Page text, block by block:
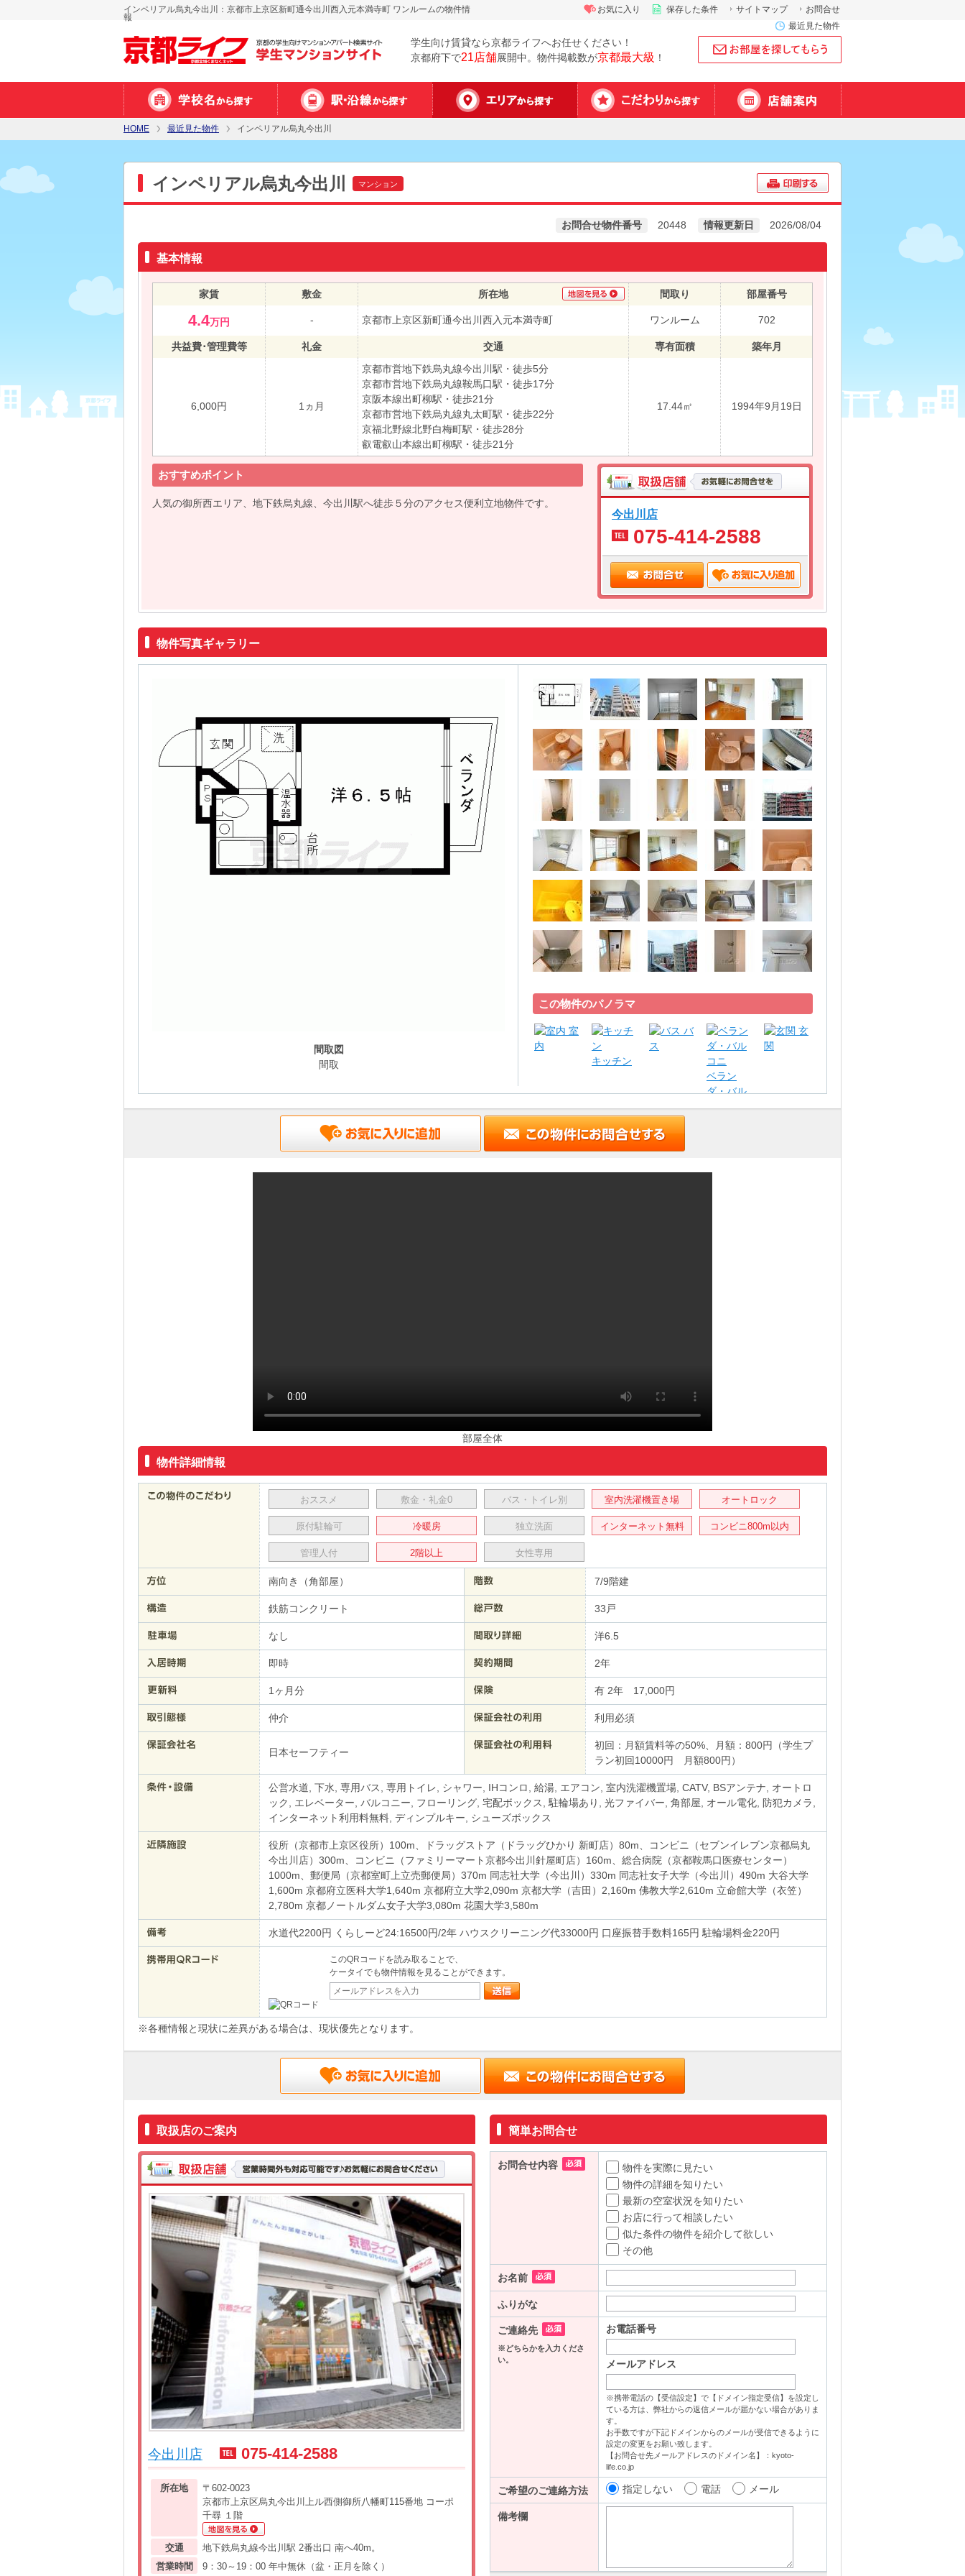
インペリアル烏丸今出川：京都市上京区新町通今出川西入元本満寺町 ワンルームの物件情
報
学生向け賃貸なら京都ライフへお任せください！
京都府下で21店舗展開中。物件掲載数が京都最大級 ！
お問合せ
サイトマップ
保存した条件
お気に入り
最近見た物件
HOME 最近見た物件 インペリアル烏丸今出川
インペリアル烏丸今出川 マンション
お問合せ物件番号 20448 情報更新日 2026/08/04
基本情報
家賃 敷金 所在地 間取り 部屋番号
4.4万円 - 京都市上京区新町通今出川西入元本満寺町 ワンルーム 702
共益費･管理費等 礼金 交通 専有面積 築年月
6,000円 1ヵ月
京都市営地下鉄烏丸線今出川駅・徒歩5分
京都市営地下鉄烏丸線鞍馬口駅・徒歩17分
京阪本線出町柳駅・徒歩21分
京都市営地下鉄烏丸線丸太町駅・徒歩22分
京福北野線北野白梅町駅・徒歩28分
叡電叡山本線出町柳駅・徒歩21分
17.44㎡ 1994年9月19日
おすすめポイント
人気の御所西エリア、地下鉄烏丸線、今出川駅へ徒歩５分のアクセス便利立地物件です。
今出川店
075-414-2588
物件写真ギャラリー
間取図
間取
この物件のパノラマ
室
内
キッチン
バ
ス
ベラン
ダ・バル
コニ
玄
関
部屋全体
物件詳細情報
おススメ 敷金・礼金0 バス・トイレ別 室内洗濯機置き場 オートロック
原付駐輪可 冷暖房 独立洗面 インターネット無料 コンビニ800m以内
管理人付 2階以上 女性専用
南向き（角部屋） 7/9階建
鉄筋コンクリート 33戸
なし 洋6.5
即時 2年
1ヶ月分 有 2年 17,000円
仲介 利用必須
日本セーフティー
初回：月額賃料等の50%、月額：800円（学生プ
ラン初回10000円 月額800円）
公営水道, 下水, 専用バス, 専用トイレ, シャワー, IHコンロ, 給湯, エアコン, 室内洗濯機置場, CATV, BSアンテナ, オートロ
ック, エレベーター, バルコニー, フローリング, 宅配ボックス, 駐輪場あり, 光ファイバー, 角部屋, オール電化, 防犯カメラ,
インターネット利用料無料, ディンプルキー, シューズボックス
役所（京都市上京区役所）100m、ドラッグストア（ドラッグひかり 新町店）80m、コンビニ（セブンイレブン京都烏丸
今出川店）300m、コンビニ（ファミリーマート京都今出川針屋町店）160m、総合病院（京都鞍馬口医療センター）
1000m、郵便局（京都室町上立売郵便局）370m 同志社大学（今出川）330m 同志社女子大学（今出川）490m 大谷大学
1,600m 京都府立医科大学1,640m 京都府立大学2,090m 京都大学（吉田）2,160m 佛教大学2,610m 立命館大学（衣笠）
2,780m 京都ノートルダム女子大学3,080m 花園大学3,580m
水道代2200円 くらしーど24:16500円/2年 ハウスクリーニング代33000円 口座振替手数料165円 駐輪場料金220円
このQRコードを読み取ることで、
ケータイでも物件情報を見ることができます。
※各種情報と現状に差異がある場合は、現状優先となります。
取扱店のご案内
今出川店 075-414-2588
所在地
〒602-0023
京都市上京区烏丸今出川上ル西側御所八幡町115番地 コーポ
千尋 １階
交通
地下鉄烏丸線今出川駅 2番出口 南へ40m。
営業時間
9：30～19：00 年中無休（盆・正月を除く）
簡単お問合せ